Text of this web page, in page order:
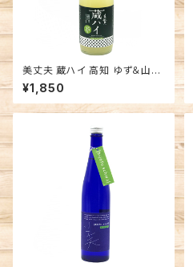
美丈夫 蔵ハイ 高知 ゆず＆山椒
高知 濱川商店 リキュール
¥1,850